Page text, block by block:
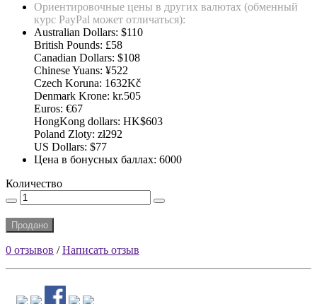
Ориентировочные цены в других валютах (обменный
курс PayPal может отличаться):
Australian Dollars: $110
British Pounds: £58
Canadian Dollars: $108
Chinese Yuans: ¥522
Czech Koruna: 1632Kč
Denmark Krone: kr.505
Euros: €67
HongKong dollars: HK$603
Poland Zloty: zł292
US Dollars: $77
Цена в бонусных баллах: 6000
Количество
Продано
0 отзывов /Написать отзыв